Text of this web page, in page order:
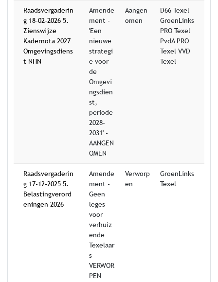
Raadsvergaderin
g 18-02-2026 5.
Zienswijze
Kadernota 2027
Omgevingsdiens
t NHN
Amende
ment -
'Een
nieuwe
strategi
e voor
de
Omgevi
ngsdien
st,
periode
2028-
2031' -
AANGEN
OMEN
Aangen
omen
D66 Texel
GroenLinks
PRO Texel
PvdA PRO
Texel VVD
Texel
Raadsvergaderin
g 17-12-2025 5.
Belastingverord
eningen 2026
Amende
ment -
Geen
leges
voor
verhuiz
ende
Texelaar
s -
VERWOR
PEN
Verworp
en
GroenLinks
Texel